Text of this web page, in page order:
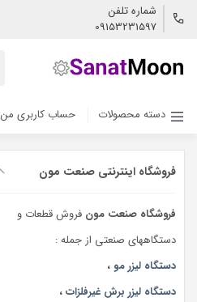
شماره تلفن
09153231597
دسته محصولات حساب کاربری من
فروشگاه اینترنتی صنعت مون
فروشگاه صنعت مون فروش قطعات و
دستگاههای صنعتی از جمله :
دستگاه لیزر مو ،
دستگاه لیزر برش غیرفلزات،